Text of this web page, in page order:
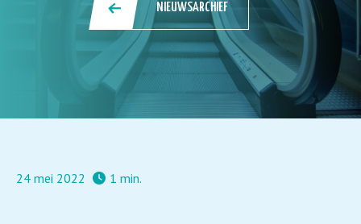
NIEUWSARCHIEF
24 mei 2022 1 min.